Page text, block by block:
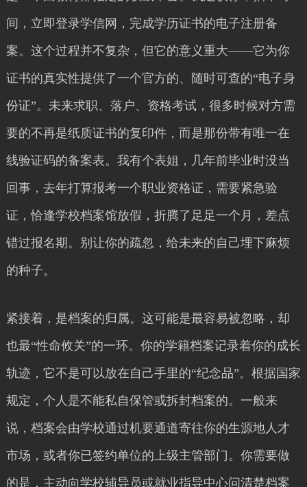
间，立即登录学信网，完成学历证书的电子注册备
案。这个过程并不复杂，但它的意义重大——它为你
证书的真实性提供了一个官方的、随时可查的“电子身
份证”。未来求职、落户、资格考试，很多时候对方需
要的不再是纸质证书的复印件，而是那份带有唯一在
线验证码的备案表。我有个表姐，几年前毕业时没当
回事，去年打算报考一个职业资格证，需要紧急验
证，恰逢学校档案馆放假，折腾了足足一个月，差点
错过报名期。别让你的疏忽，给未来的自己埋下麻烦
的种子。
紧接着，是档案的归属。这可能是最容易被忽略，却
也最“性命攸关”的一环。你的学籍档案记录着你的成长
轨迹，它不是可以放在自己手里的“纪念品”。根据国家
规定，个人是不能私自保管或拆封档案的。一般来
说，档案会由学校通过机要通道寄往你的生源地人才
市场，或者你已签约单位的上级主管部门。你需要做
的是，主动向学校辅导员或就业指导中心问清楚档案